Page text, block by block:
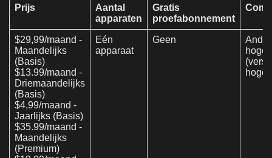
Prijs
Aantal
apparaten
Gratis
proefabonnement
$29,99/maand -
Maandelijks
(Basis)
$13.99/maand -
Driemaandelijks
(Basis)
$4,99/maand -
Jaarlijks (Basis)
$35.99/maand -
Maandelijks
(Premium)
Eén
apparaat
Geen